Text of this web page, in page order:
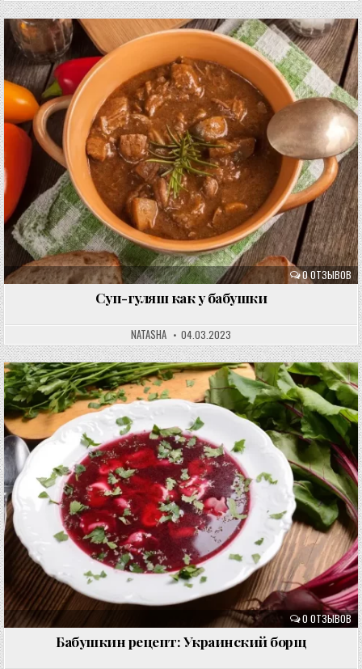
0 ОТЗЫВОВ
Суп-гуляш как у бабушки
NATASHA 04.03.2023
0 ОТЗЫВОВ
Бабушкин рецепт: Украинский борщ